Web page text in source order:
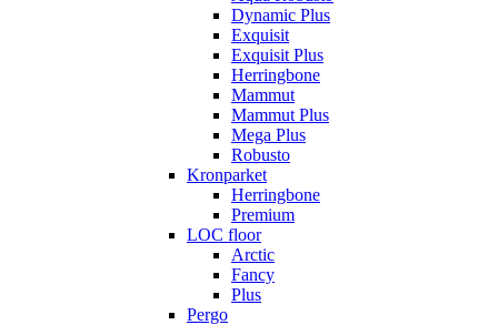
Dynamic Plus
Exquisit
Exquisit Plus
Herringbone
Mammut
Mammut Plus
Mega Plus
Robusto
Kronparket
Herringbone
Premium
LOC floor
Arctic
Fancy
Plus
Pergo